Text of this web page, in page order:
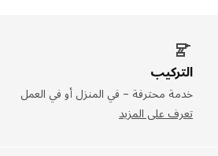
التركيب
خدمة محترفة – في المنزل أو في العمل
تعرف على المزيد